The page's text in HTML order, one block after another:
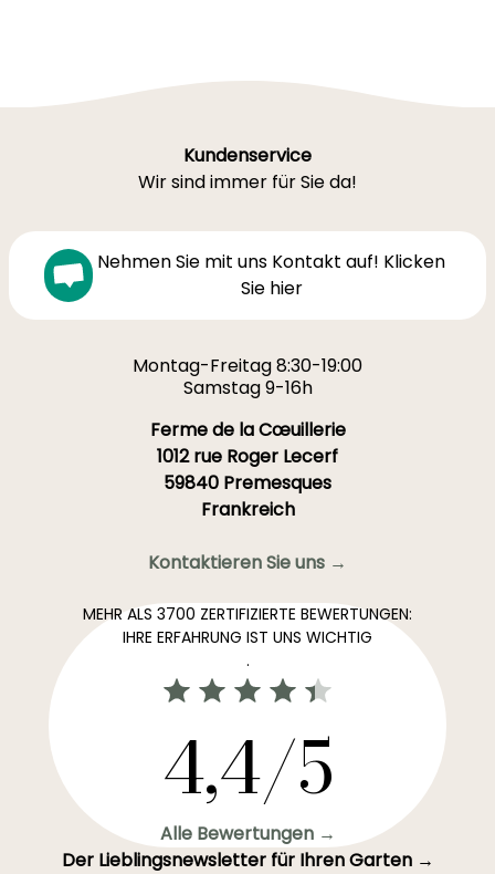
Kundenservice
Wir sind immer für Sie da!
Nehmen Sie mit uns Kontakt auf! Klicken
Sie hier
Montag-Freitag 8:30-19:00
Samstag 9-16h
Ferme de la Cœuillerie
1012 rue Roger Lecerf
59840 Premesques
Frankreich
Kontaktieren Sie uns →
MEHR ALS 3700 ZERTIFIZIERTE BEWERTUNGEN:
IHRE ERFAHRUNG IST UNS WICHTIG
.
4,4/5
Alle Bewertungen →
Der Lieblingsnewsletter für Ihren Garten →